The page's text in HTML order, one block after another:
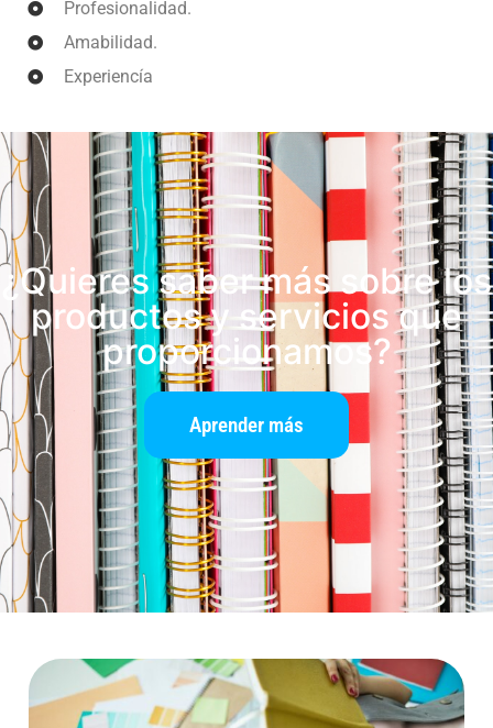
Profesionalidad.
Amabilidad.
Experiencía
¿Quieres saber más sobre los
productos y servicios que
proporcionamos?
Aprender más